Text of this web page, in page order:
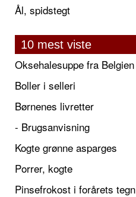
Ål, spidstegt
10 mest viste
Oksehalesuppe fra Belgien
Boller i selleri
Børnenes livretter
- Brugsanvisning
Kogte grønne asparges
Porrer, kogte
Pinsefrokost i forårets tegn